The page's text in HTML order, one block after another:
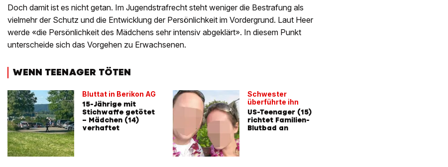
Doch damit ist es nicht getan. Im Jugendstrafrecht steht weniger die Bestrafung als
vielmehr der Schutz und die Entwicklung der Persönlichkeit im Vordergrund. Laut Heer
werde «die Persönlichkeit des Mädchens sehr intensiv abgeklärt». In diesem Punkt
unterscheide sich das Vorgehen zu Erwachsenen.
WENN TEENAGER TÖTEN
Bluttat in Berikon AG
15-Jährige mit
Stichwaffe getötet
– Mädchen (14)
verhaftet
Schwester
überführte ihn
US-Teenager (15)
richtet Familien-
Blutbad an